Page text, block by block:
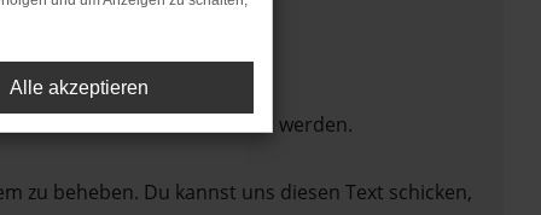
nicht mehr unterstützt werden.
zu beheben. Du kannst uns diesen Text schicken,
Alle akzeptieren